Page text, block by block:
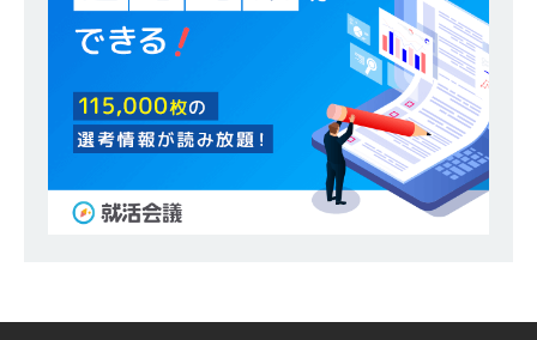
｜ 1人1人に合わせたキャリアを築ける可能性あ
り ｜ 年間休日127日・完全週休2日制 ｜ 創業87
年 ｜ 日本臓器製薬
体育会積極採用企業
[ 2026年5月10日 ] ≪ 27卒 ≫ 大手医薬品や食品
メーカー向けに世界から輸入した生薬・漢方原材